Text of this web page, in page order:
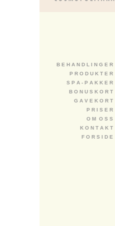
B E H A N D L I N G E R
P R O D U K T E R
S P A - P A K K E R
B O N U S K O R T
G A V E K O R T
P R I S E R
O M O S S
K O N T A K T
F O R S I D E